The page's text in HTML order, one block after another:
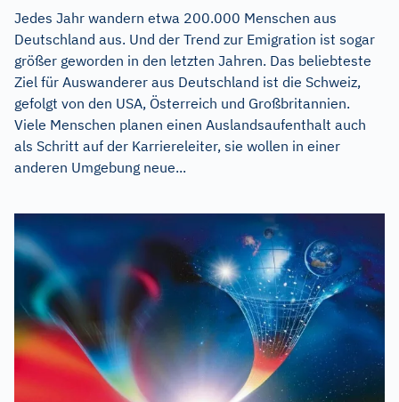
Jedes Jahr wandern etwa 200.000 Menschen aus
Deutschland aus. Und der Trend zur Emigration ist sogar
größer geworden in den letzten Jahren. Das beliebteste
Ziel für Auswanderer aus Deutschland ist die Schweiz,
gefolgt von den USA, Österreich und Großbritannien.
Viele Menschen planen einen Auslandsaufenthalt auch
als Schritt auf der Karriereleiter, sie wollen in einer
anderen Umgebung neue...